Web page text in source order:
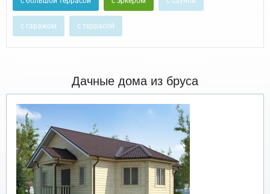
с гаражом с террасой
Дачные дома из бруса